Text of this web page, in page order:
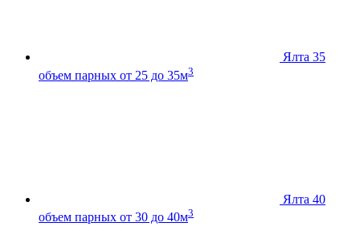
Ялта 35
объем парных от 25 до 35м3
Ялта 40
объем парных от 30 до 40м3